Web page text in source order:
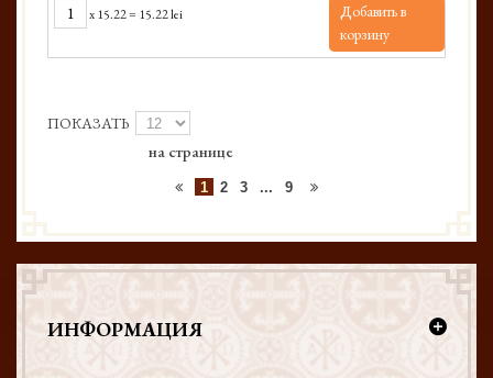
x15.22= 15.22 lei
Добавить в
корзину
ПОКАЗАТЬ
на странице
1 2 3 ... 9
ИНФОРМАЦИЯ